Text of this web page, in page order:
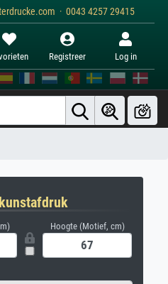
· 0043 4257 29415
Registreer Log in
Hoogte (Motief, cm)